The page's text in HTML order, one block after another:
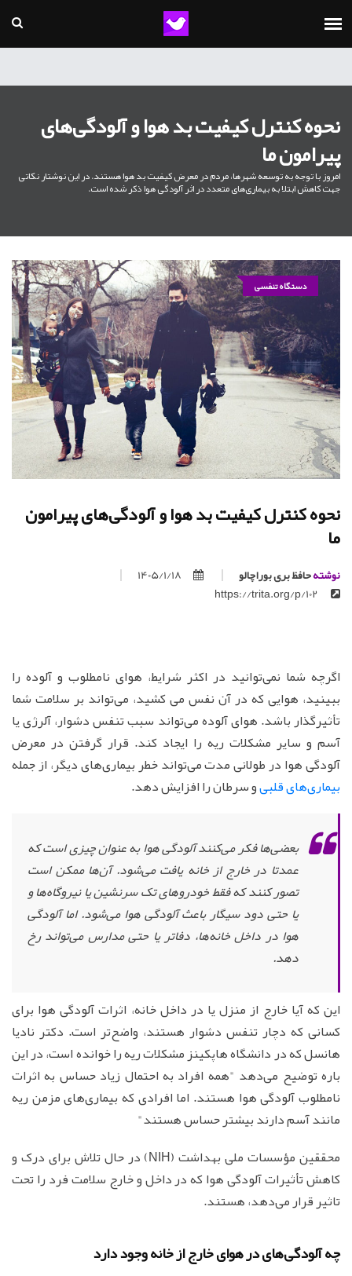
نحوه کنترل کیفیت بد هوا و آلودگی‌های
پیرامون ما
امروز با توجه به توسعه شهرها، مردم در معرض کیفیت بد هوا هستند. در این نوشتار نکاتی
جهت کاهش ابتلا به بیماری‌های متعدد در اثر آلودگی هوا ذکر شده است.
دستگاه تنفسی
نحوه کنترل کیفیت بد هوا و آلودگی‌های پیرامون
ما
نوشتهحافظ بری بوراچالو
1405/1/18
اگرچه شما نمی‌توانید در اکثر شرایط، هوای نامطلوب و آلوده را
ببینید، هوایی که در آن نفس می کشید، می‌تواند بر سلامت شما
تأثیرگذار باشد. هوای آلوده می‌تواند سبب تنفس دشوار، آلرژی یا
آسم و سایر مشکلات ریه را ایجاد کند. قرار گرفتن در معرض
آلودگی هوا در طولانی مدت می‌تواند خطر بیماری‌های دیگر، از جمله
بیماری‌های قلبیو سرطان را افزایش دهد.
بعضی‌ها فکر می‌کنند آلودگی هوا به عنوان چیزی است که
عمدتا در خارج از خانه یافت می‌شود. آن‌ها ممکن است
تصور کنند که فقط خودروهای تک سرنشین یا نیروگاه‌ها و
یا حتی دود سیگار باعث آلودگی هوا می‌شود. اما آلودگی
هوا در داخل خانه‌ها، دفاتر یا حتی مدارس می‌تواند رخ
دهد.
این که آیا خارج از منزل یا در داخل خانه، اثرات آلودگی هوا برای
کسانی که دچار تنفس دشوار هستند، واضح‌تر است. دکتر نادیا
هانسل که در دانشگاه هاپکینز مشکلات ریه را خوانده است، در این
باره توضیح می‌دهد "همه افراد به احتمال زیاد حساس به اثرات
نامطلوب آلودگی هوا هستند. اما افرادی که بیماری‌های مزمن ریه
مانند آسم دارند بیشتر حساس هستند"
محققین مؤسسات ملی بهداشت (NIH) در حال تلاش برای درک و
کاهش تأثیرات آلودگی هوا که در داخل و خارج سلامت فرد را تحت
تاثیر قرار می‌دهد، هستند.
چه آلودگی‌های در هوای خارج از خانه وجود دارد